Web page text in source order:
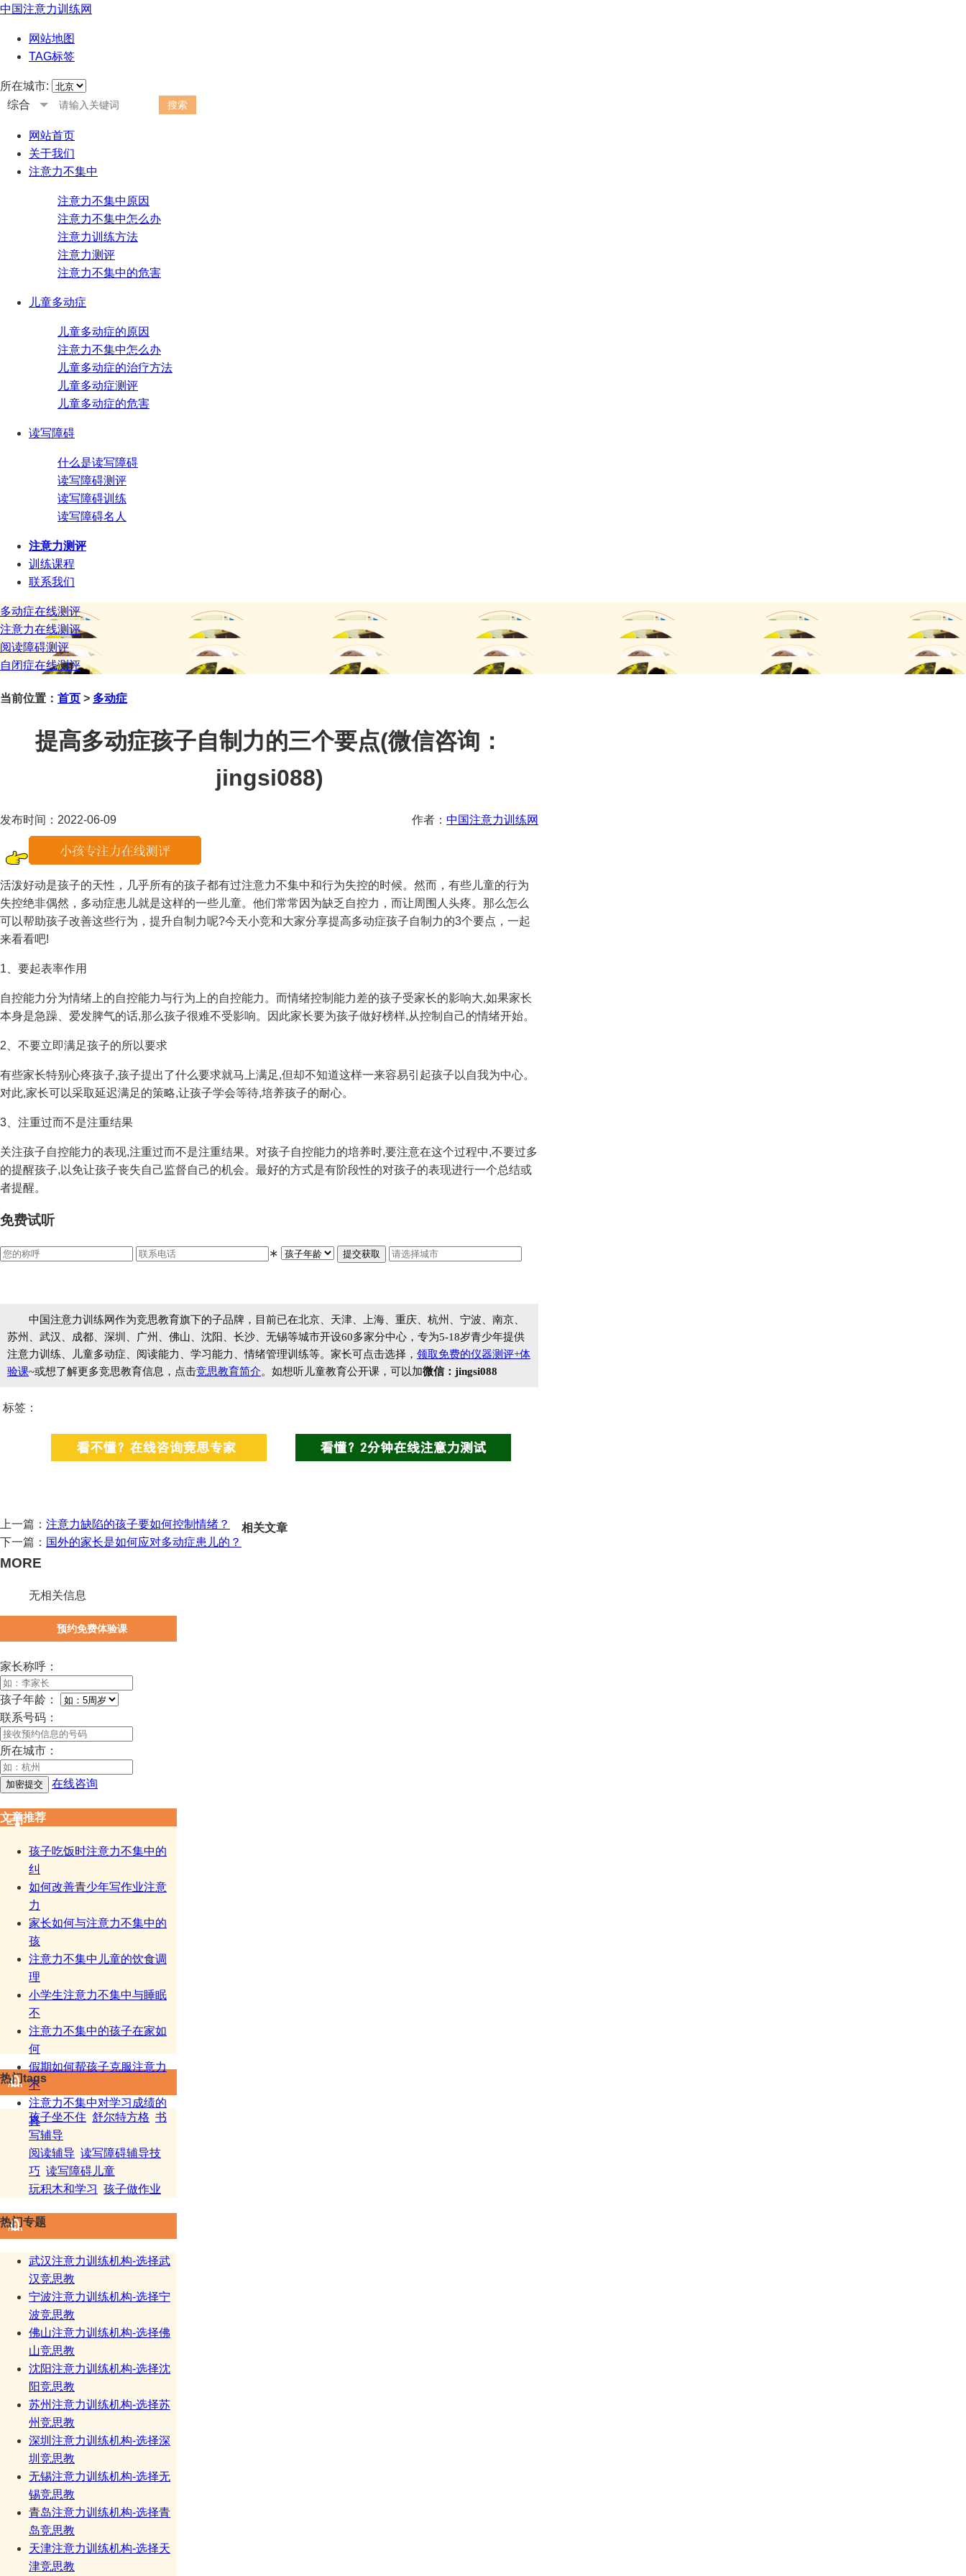
中国注意力训练网
网站地图
TAG标签
所在城市:
综合
网站首页
关于我们
注意力不集中
注意力不集中原因
注意力不集中怎么办
注意力训练方法
注意力测评
注意力不集中的危害
儿童多动症
儿童多动症的原因
注意力不集中怎么办
儿童多动症的治疗方法
儿童多动症测评
儿童多动症的危害
读写障碍
什么是读写障碍
读写障碍测评
读写障碍训练
读写障碍名人
注意力测评
训练课程
联系我们
多动症在线测评
注意力在线测评
阅读障碍测评
自闭症在线测评
当前位置： 首页 > 多动症
提高多动症孩子自制力的三个要点(微信咨询：
jingsi088)
作者： 中国注意力训练网
发布时间：2022-06-09
活泼好动是孩子的天性，几乎所有的孩子都有过注意力不集中和行为失控的时候。然而，有些儿童的行为
失控绝非偶然，多动症患儿就是这样的一些儿童。他们常常因为缺乏自控力，而让周围人头疼。那么怎么
可以帮助孩子改善这些行为，提升自制力呢?今天小竞和大家分享提高多动症孩子自制力的3️个要点，一起
来看看吧!
1、要起表率作用
自控能力分为情绪上的自控能力与行为上的自控能力。而情绪控制能力差的孩子受家长的影响大,如果家长
本身是急躁、爱发脾气的话,那么孩子很难不受影响。因此家长要为孩子做好榜样,从控制自己的情绪开始。
2、不要立即满足孩子的所以要求
有些家长特别心疼孩子,孩子提出了什么要求就马上满足,但却不知道这样一来容易引起孩子以自我为中心。
对此,家长可以采取延迟满足的策略,让孩子学会等待,培养孩子的耐心。
3、注重过而不是注重结果
关注孩子自控能力的表现,注重过而不是注重结果。对孩子自控能力的培养时,要注意在这个过程中,不要过多
的提醒孩子,以免让孩子丧失自己监督自己的机会。最好的方式是有阶段性的对孩子的表现进行一个总结或
者提醒。
免费试听
∗
中国注意力训练网作为竞思教育旗下的子品牌，目前已在北京、天津、上海、重庆、杭州、宁波、南京、
苏州、武汉、成都、深圳、广州、佛山、沈阳、长沙、无锡等城市开设60多家分中心，专为5-18岁青少年提供
注意力训练、儿童多动症、阅读能力、学习能力、情绪管理训练等。家长可点击选择， 领取免费的仪器测评+体
验课~或想了解更多竞思教育信息，点击竞思教育简介。如想听儿童教育公开课，可以加微信：jingsi088
标签：
上一篇： 注意力缺陷的孩子要如何控制情绪？
下一篇： 国外的家长是如何应对多动症患儿的？
相关文章
MORE
无相关信息
预约免费体验课
家长称呼：
孩子年龄：
联系号码：
所在城市：
在线咨询
文章推荐
孩子吃饭时注意力不集中的
纠
如何改善青少年写作业注意
力
家长如何与注意力不集中的
孩
注意力不集中儿童的饮食调
理
小学生注意力不集中与睡眠
不
注意力不集中的孩子在家如
何
假期如何帮孩子克服注意力
不
注意力不集中对学习成绩的
真
热门tags
孩子坐不住 舒尔特方格 书
写辅导
阅读辅导 读写障碍辅导技
巧 读写障碍儿童
玩积木和学习 孩子做作业
热门专题
武汉注意力训练机构-选择武
汉竞思教
宁波注意力训练机构-选择宁
波竞思教
佛山注意力训练机构-选择佛
山竞思教
沈阳注意力训练机构-选择沈
阳竞思教
苏州注意力训练机构-选择苏
州竞思教
深圳注意力训练机构-选择深
圳竞思教
无锡注意力训练机构-选择无
锡竞思教
青岛注意力训练机构-选择青
岛竞思教
天津注意力训练机构-选择天
津竞思教